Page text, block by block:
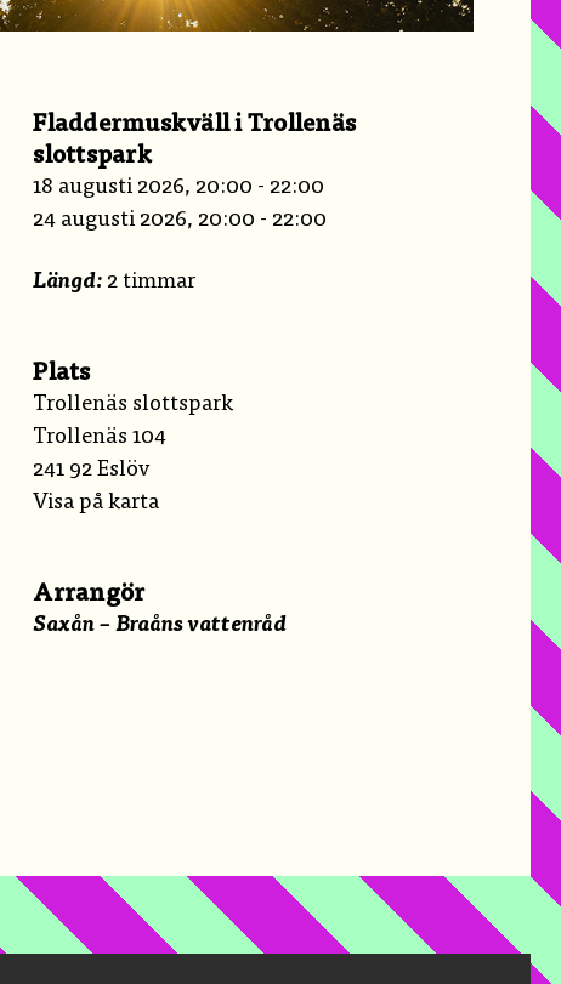
Fladdermuskväll i Trollenäs
slottspark
18 augusti 2026, 20:00 - 22:00
24 augusti 2026, 20:00 - 22:00
Längd: 2 timmar
Plats
Trollenäs slottspark
Trollenäs 104
241 92 Eslöv
Visa på karta
Arrangör
Saxån – Braåns vattenråd